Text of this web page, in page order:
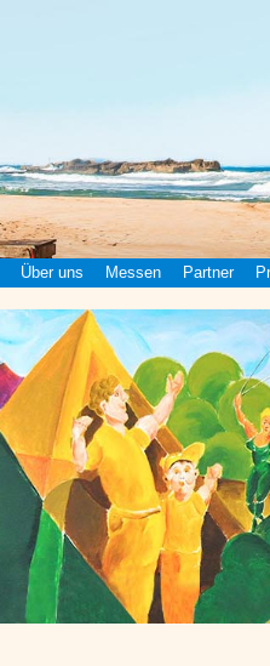
Über uns Messen Partner